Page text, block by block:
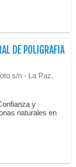
DE POLIGRAFIA
s/n - La Paz,
y
naturales en